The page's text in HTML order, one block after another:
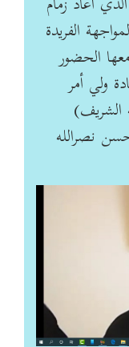
الفريدة
الحضور
ولي أمر
الشريف)
نصرالله